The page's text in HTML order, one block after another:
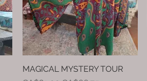
快速瀏覽
MAGICAL MYSTERY TOUR